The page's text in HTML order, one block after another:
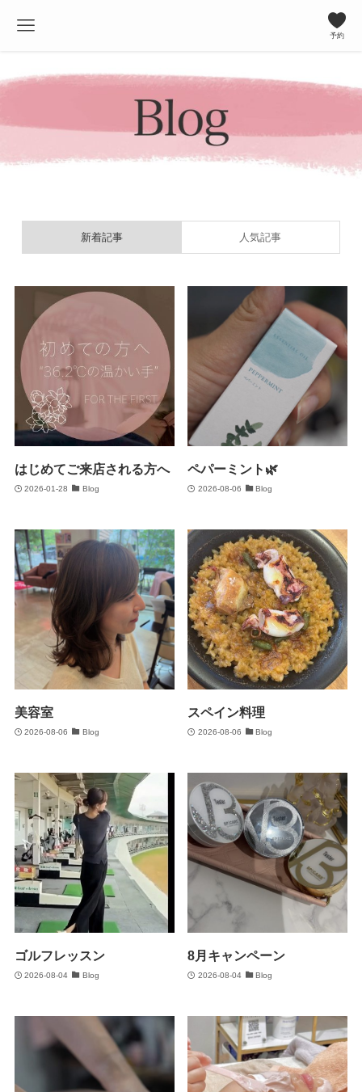
予約
新着記事 人気記事
はじめてご来店される方へ
2026-01-28 Blog
ペパーミント🌿
2026-08-06 Blog
美容室
2026-08-06 Blog
スペイン料理
2026-08-06 Blog
ゴルフレッスン
2026-08-04 Blog
8月キャンペーン
2026-08-04 Blog